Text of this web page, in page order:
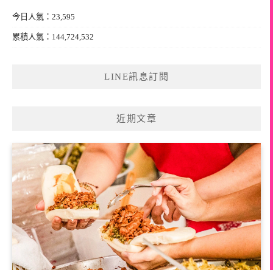
今日人氣：23,595
累積人氣：144,724,532
LINE訊息訂閱
近期文章